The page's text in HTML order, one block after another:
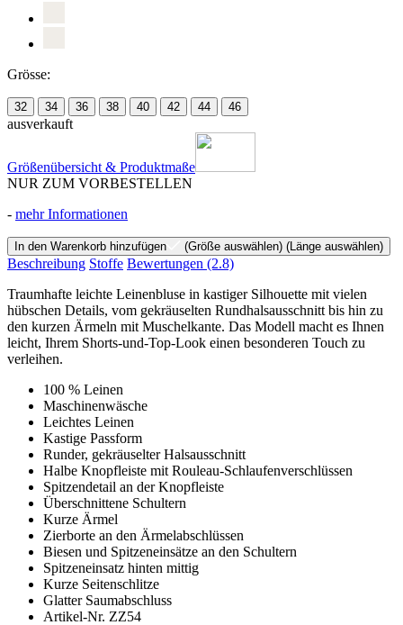
Grösse:
32 34 36 38 40 42 44 46
ausverkauft
Größenübersicht & Produktmaße
NUR ZUM VORBESTELLEN
- mehr Informationen
In den Warenkorb hinzufügen (Größe auswählen) (Länge auswählen)
Beschreibung Stoffe Bewertungen (2.8)
Traumhafte leichte Leinenbluse in kastiger Silhouette mit vielen
hübschen Details, vom gekräuselten Rundhalsausschnitt bis hin zu
den kurzen Ärmeln mit Muschelkante. Das Modell macht es Ihnen
leicht, Ihrem Shorts-und-Top-Look einen besonderen Touch zu
verleihen.
100 % Leinen
Maschinenwäsche
Leichtes Leinen
Kastige Passform
Runder, gekräuselter Halsausschnitt
Halbe Knopfleiste mit Rouleau-Schlaufenverschlüssen
Spitzendetail an der Knopfleiste
Überschnittene Schultern
Kurze Ärmel
Zierborte an den Ärmelabschlüssen
Biesen und Spitzeneinsätze an den Schultern
Spitzeneinsatz hinten mittig
Kurze Seitenschlitze
Glatter Saumabschluss
Artikel-Nr. ZZ54